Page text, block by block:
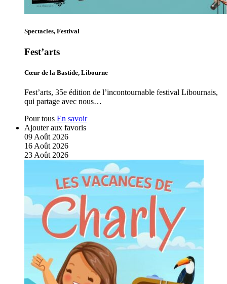
Spectacles, Festival
Fest’arts
Cœur de la Bastide, Libourne
Fest’arts, 35e édition de l’incontournable festival Libournais,
qui partage avec nous…
Pour tous En savoir
Ajouter aux favoris
09 Août 2026
16 Août 2026
23 Août 2026